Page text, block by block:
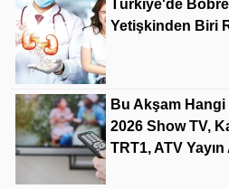
Türkiye'de
Yetişkinden Biri
Bu Akşam
2026 Show TV,
TRT1, ATV Yayın